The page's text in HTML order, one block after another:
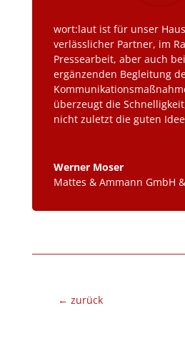
wort:laut ist für unser
verlässlicher Partner, im
Pressearbeit, aber auch
ergänzenden Begleitung
überzeugt die
nicht zuletzt die guten
Werner Moser
Mattes & Ammann GmbH
← zurück